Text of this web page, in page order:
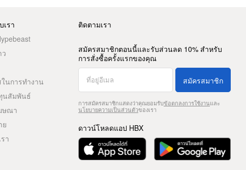
เรา
นการทำงาน
นสัมพันธ์
ษณา
ย
า
ติดตามเรา
สมัครสมาชิกตอนนี้และรับส่วนลด 10% สำหรับ
การสั่งซื้อครั้งแรกของคุณ
สมัครสมาชิก
การสมัครสมาชิกแสดงว่าคุณยอมรับข้อตกลงการใช้งานและ
นโยบายความเป็นส่วนตัวของเรา
ดาวน์โหลดแอป HBX